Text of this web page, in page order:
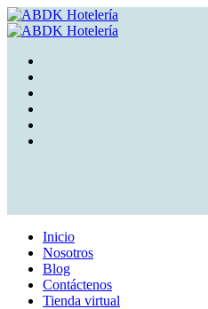
Inicio
Nosotros
Blog
Contáctenos
Tienda virtual